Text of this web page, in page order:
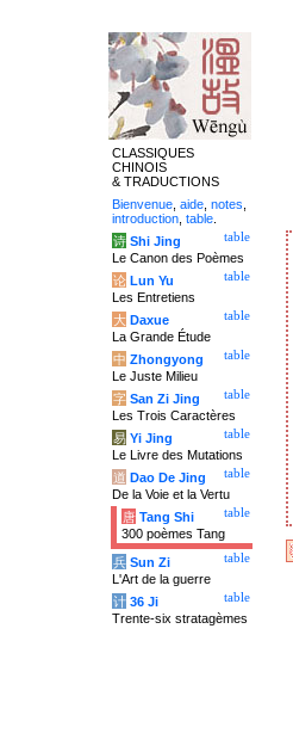
CLASSIQUES
CHINOIS
& TRADUCTIONS
Bienvenue aide notes
introduction table
table
诗 Shi Jing
Le Canon des Poèmes
table
论 Lun Yu
Les Entretiens
table
大 Daxue
La Grande Étude
table
中 Zhongyong
Le Juste Milieu
table
字 San Zi Jing
Les Trois Caractères
table
易 Yi Jing
Le Livre des Mutations
table
道 Dao De Jing
De la Voie et la Vertu
table
唐 Tang Shi
300 poèmes Tang
table
兵 Sun Zi
L'Art de la guerre
table
计 36 Ji
Trente-six stratagèmes